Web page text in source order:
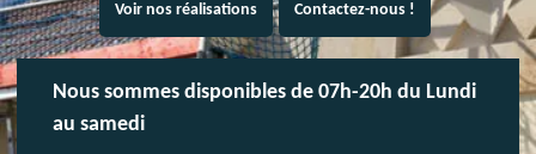
Voir nos réalisations Contactez-nous !
Nous sommes disponibles de 07h-20h du Lundi
au samedi